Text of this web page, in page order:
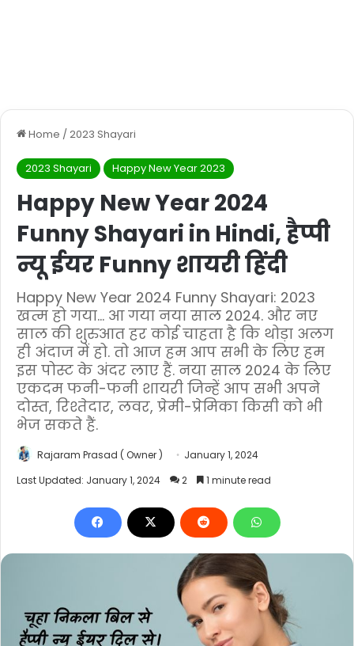
Home / 2023 Shayari
2023 Shayari Happy New Year 2023
Happy New Year 2024
Funny Shayari in Hindi, हैप्पी
न्यू ईयर Funny शायरी हिंदी
Happy New Year 2024 Funny Shayari: 2023
खत्म हो गया... आ गया नया साल 2024. और नए
साल की शुरुआत हर कोई चाहता है कि थोड़ा अलग
ही अंदाज में हो. तो आज हम आप सभी के लिए हम
इस पोस्ट के अंदर लाए हैं. नया साल 2024 के लिए
एकदम फनी-फनी शायरी जिन्हें आप सभी अपने
दोस्त, रिश्तेदार, लवर, प्रेमी-प्रेमिका किसी को भी
भेज सकते हैं.
Rajaram Prasad ( Owner )
January 1, 2024
Last Updated: January 1, 2024
2 1 minute read